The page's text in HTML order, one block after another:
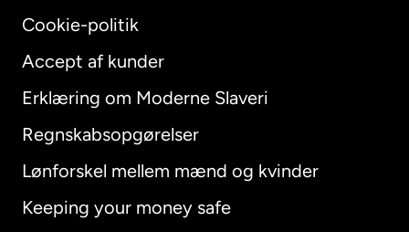
Cookie-politik
Accept af kunder
Erklæring om Moderne Slaveri
Regnskabsopgørelser
Lønforskel mellem mænd og kvinder
Keeping your money safe
International English
Australien